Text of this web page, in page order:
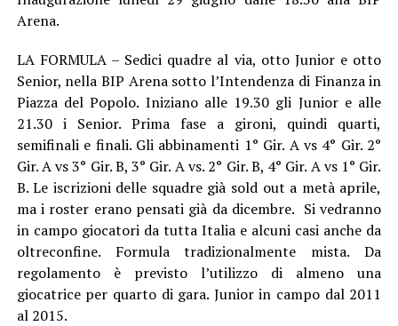
Arena.
LA FORMULA – Sedici quadre al via, otto Junior e otto
Senior, nella BIP Arena sotto l’Intendenza di Finanza in
Piazza del Popolo. Iniziano alle 19.30 gli Junior e alle
21.30 i Senior. Prima fase a gironi, quindi quarti,
semifinali e finali. Gli abbinamenti 1° Gir. A vs 4° Gir. 2°
Gir. A vs 3° Gir. B, 3° Gir. A vs. 2° Gir. B, 4° Gir. A vs 1° Gir.
B. Le iscrizioni delle squadre già sold out a metà aprile,
ma i roster erano pensati già da dicembre. Si vedranno
in campo giocatori da tutta Italia e alcuni casi anche da
oltreconfine. Formula tradizionalmente mista. Da
regolamento è previsto l’utilizzo di almeno una
giocatrice per quarto di gara. Junior in campo dal 2011
al 2015.